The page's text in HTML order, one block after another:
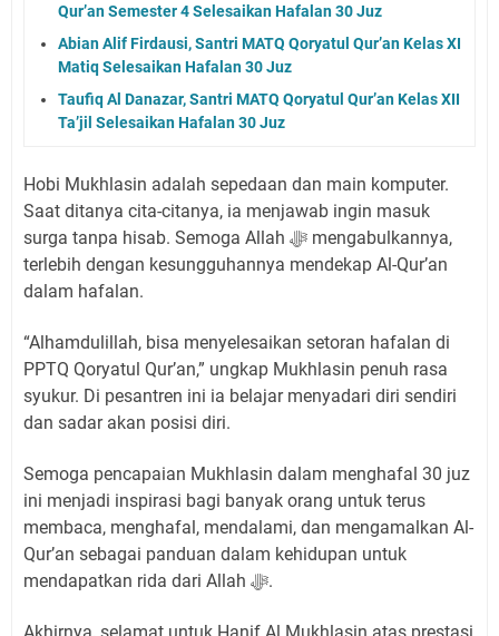
Qur’an Semester 4 Selesaikan Hafalan 30 Juz
Abian Alif Firdausi, Santri MATQ Qoryatul Qur’an Kelas XI
Matiq Selesaikan Hafalan 30 Juz
Taufiq Al Danazar, Santri MATQ Qoryatul Qur’an Kelas XII
Ta’jil Selesaikan Hafalan 30 Juz
Hobi Mukhlasin adalah sepedaan dan main komputer.
Saat ditanya cita-citanya, ia menjawab ingin masuk
surga tanpa hisab. Semoga Allah ﷻ mengabulkannya,
terlebih dengan kesungguhannya mendekap Al-Qur’an
dalam hafalan.
“Alhamdulillah, bisa menyelesaikan setoran hafalan di
PPTQ Qoryatul Qur’an,” ungkap Mukhlasin penuh rasa
syukur. Di pesantren ini ia belajar menyadari diri sendiri
dan sadar akan posisi diri.
Semoga pencapaian Mukhlasin dalam menghafal 30 juz
ini menjadi inspirasi bagi banyak orang untuk terus
membaca, menghafal, mendalami, dan mengamalkan Al-
Qur’an sebagai panduan dalam kehidupan untuk
mendapatkan rida dari Allah ﷻ.
Akhirnya, selamat untuk Hanif Al Mukhlasin atas prestasi